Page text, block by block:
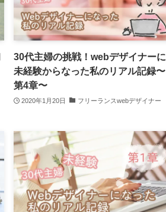
30代主婦の挑戦！webデザイナーに
未経験からなった私のリアル記録〜
第4章〜
2020年1月20日 フリーランスwebデザイナー